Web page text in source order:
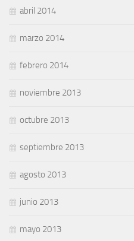
abril 2014
marzo 2014
febrero 2014
noviembre 2013
octubre 2013
septiembre 2013
agosto 2013
junio 2013
mayo 2013